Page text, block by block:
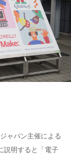
ャパン主催による
説明すると「電子